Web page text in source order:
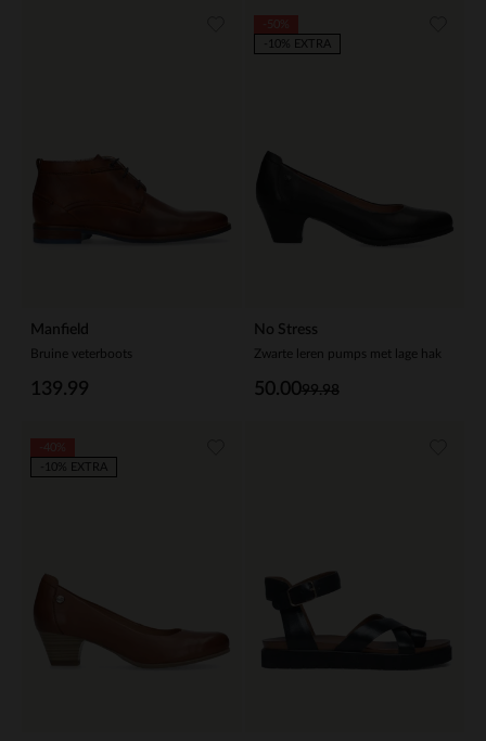
Manfield
Bruine veterboots
139.99
No Stress
Zwarte leren pumps met lage hak
99.98
50.00
-10% EXTRA
-10% EXTRA